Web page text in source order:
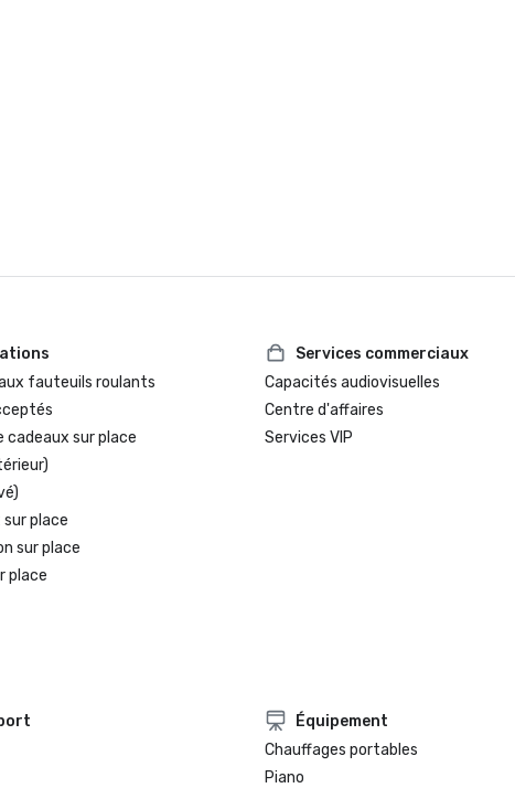
mariage
fauteuils roulants
cadeaux sur place
place
sur place
place
Services commerciaux
Capacités audiovisuelles
Centre d'affaires
Services VIP
Équipement
Chauffages portables
Piano